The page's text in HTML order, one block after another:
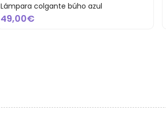
Lámpara colgante búho azul
49,00€